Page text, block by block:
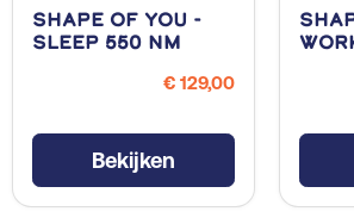
Shape Of You -
Sleep 550 NM
€ 129,00
Bekijken